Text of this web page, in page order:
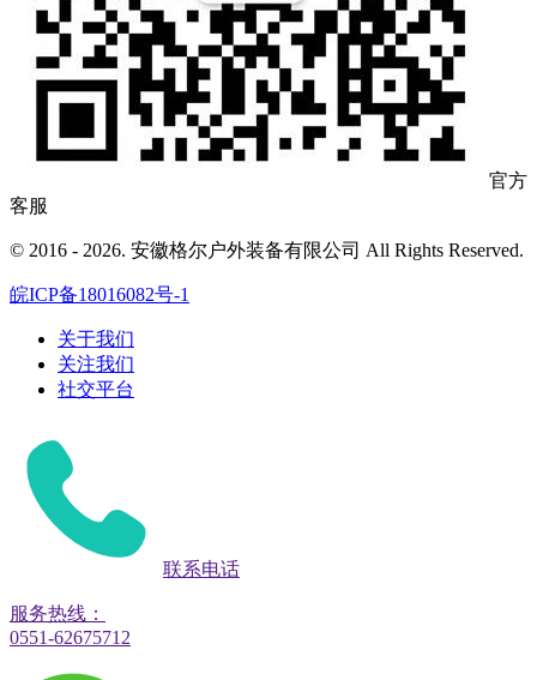
官方
客服
© 2016 - 2026. 安徽格尔户外装备有限公司 All Rights Reserved.
皖ICP备18016082号-1
关于我们
关注我们
社交平台
联系电话
服务热线：
0551-62675712